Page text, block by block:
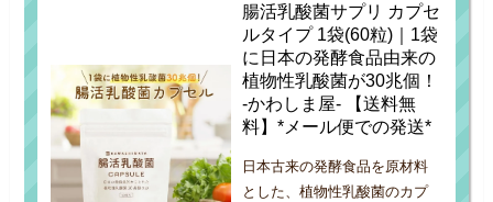
腸活乳酸菌サプリ カプセ
ルタイプ 1袋(60粒)｜1袋
に日本の発酵食品由来の
植物性乳酸菌が30兆個！
-かわしま屋- 【送料無
料】*メール便での発送*
日本古来の発酵食品を原材料
とした、植物性乳酸菌のカプ